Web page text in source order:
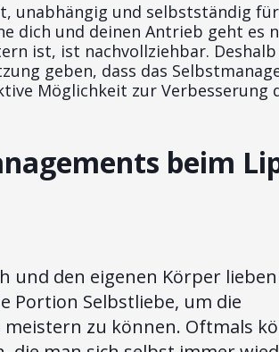
unabhängig und selbstständig
dich und deinen Antrieb geht es
ist, ist nachvollziehbar.
geben, dass das
Möglichkeit zur Verbesserung
beim
und den eigenen Körper
Portion Selbstliebe, um die
zu können. Oftmals